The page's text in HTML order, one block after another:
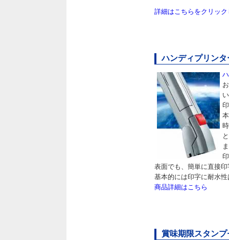
詳細はこちらをクリッ
ハンディプリン
表面でも、簡単に直接
基本的には印字に耐水
商品詳細はこちら
賞味期限スタン